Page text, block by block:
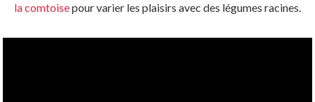
la comtoisepour varier les plaisirs avec des légumes racines.